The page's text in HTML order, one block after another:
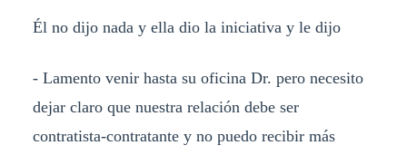
Él no dijo nada y ella dio la iniciativa y le dijo
- Lamento venir hasta su oficina Dr. pero necesito
dejar claro que nuestra relación debe ser
contratista-contratante y no puedo recibir más